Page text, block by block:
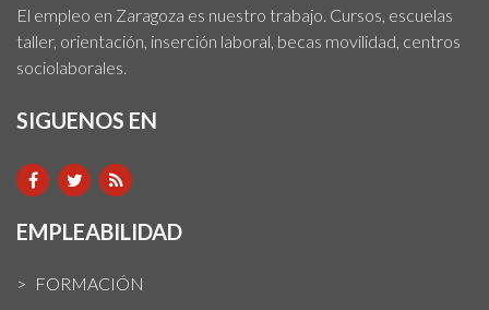
El empleo en Zaragoza es nuestro trabajo. Cursos, escuelas
taller, orientación, inserción laboral, becas movilidad, centros
sociolaborales.
SIGUENOS EN
EMPLEABILIDAD
FORMACIÓN